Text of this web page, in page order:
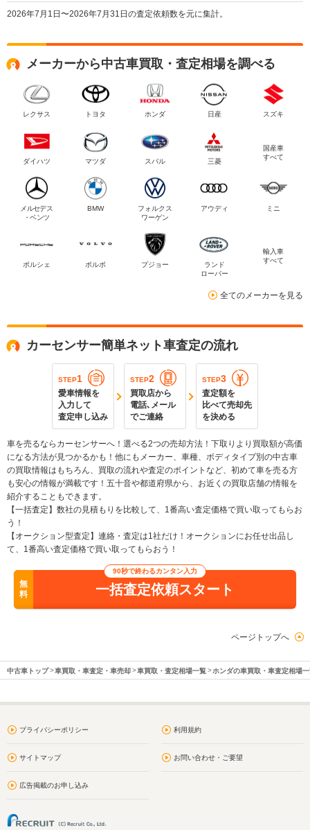
2026年7月1日〜2026年7月31日の査定依頼数を元に集計。
メーカーから中古車買取・査定相場を調べる
レクサス トヨタ ホンダ 日産 スズキ
ダイハツ マツダ スバル 三菱
国産車
すべて
メルセデス
・ベンツ
BMW
フォルクス
ワーゲン
アウディ ミニ
ポルシェ ボルボ プジョー
ランド
ローバー
輸入車
すべて
全てのメーカーを見る
カーセンサー簡単ネット車査定の流れ
STEP1
愛車情報を
入力して
査定申し込み
STEP2
買取店から
電話､メール
でご連絡
STEP3
査定額を
比べて売却先
を決める
車を売るならカーセンサーへ！選べる2つの売却方法！下取りより買取額が高価
になる方法が見つかるかも！他にもメーカー、車種、ボディタイプ別の中古車
の買取情報はもちろん、買取の流れや査定のポイントなど、初めて車を売る方
も安心の情報が満載です！五十音や都道府県から、お近くの買取店舗の情報を
紹介することもできます。
【一括査定】数社の見積もりを比較して、1番高い査定価格で買い取ってもらお
う！
【オークション型査定】連絡・査定は1社だけ！オークションにお任せ出品し
て、1番高い査定価格で買い取ってもらおう！
無
料
90秒で終わるカンタン入力
一括査定依頼スタート
ページトップへ
中古車トップ 車買取・車査定・車売却 車買取・査定相場一覧 ホンダの車買取・車査定相場
プライバシーポリシー 利用規約
サイトマップ お問い合わせ・ご要望
広告掲載のお申し込み